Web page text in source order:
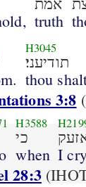
אמת
truth
H3045
תודיעני׃
thou
3:8
H3588
כי
when I
28:3